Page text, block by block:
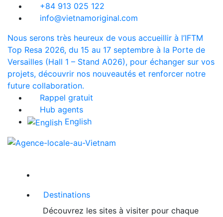
+84 913 025 122
info@vietnamoriginal.com
Nous serons très heureux de vous accueillir à l’IFTM
Top Resa 2026, du 15 au 17 septembre à la Porte de
Versailles (Hall 1 – Stand A026), pour échanger sur vos
projets, découvrir nos nouveautés et renforcer notre
future collaboration.
Rappel gratuit
Hub agents
English
Destinations
Découvrez les sites à visiter pour chaque